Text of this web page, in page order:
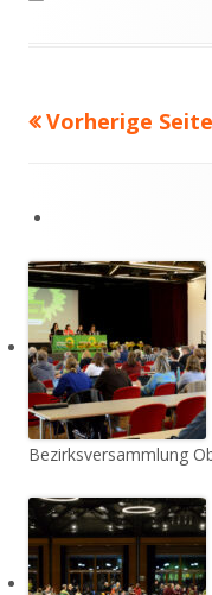
Vorherige Seite
Inhalt
Bezirksversammlung